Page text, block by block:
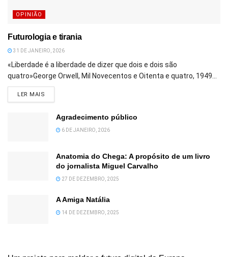
OPINIÃO
Futurologia e tirania
31 DE JANEIRO, 2026
«Liberdade é a liberdade de dizer que dois e dois são
quatro»George Orwell, Mil Novecentos e Oitenta e quatro, 1949...
LER MAIS
Agradecimento público
6 DE JANEIRO, 2026
Anatomia do Chega: A propósito de um livro
do jornalista Miguel Carvalho
27 DE DEZEMBRO, 2025
A Amiga Natália
14 DE DEZEMBRO, 2025